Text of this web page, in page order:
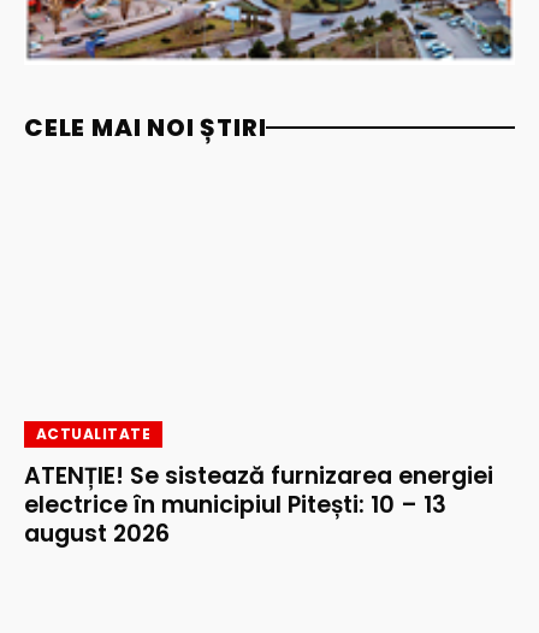
CELE MAI NOI ȘTIRI
ACTUALITATE
ATENȚIE! Se sistează furnizarea energiei
electrice în municipiul Pitești: 10 – 13
august 2026